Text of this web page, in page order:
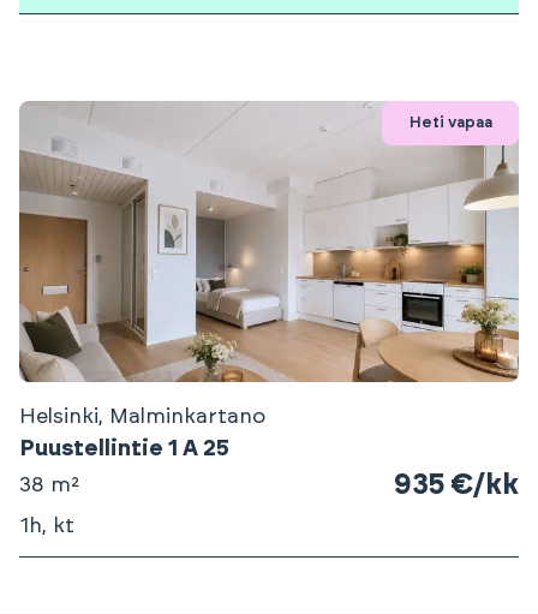
Heti vapaa
Helsinki, Malminkartano
Puustellintie 1 A 25
38 m² 935 €/kk
1h, kt